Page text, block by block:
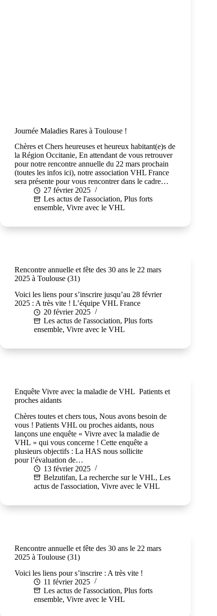
Journée Maladies Rares à Toulouse !
Chères et Chers heureuses et heureux habitant(e)s de
la Région Occitanie, En attendant de vous retrouver
pour notre rencontre annuelle du 22 mars prochain
(toutes les infos ici), notre association VHL France
sera présente pour vous rencontrer dans le cadre…
27 février 2025
Les actus de l'association, Plus forts
ensemble, Vivre avec le VHL
Rencontre annuelle et fête des 30 ans le 22 mars
2025 à Toulouse (31)
Voici les liens pour s’inscrire jusqu’au 28 février
2025 : A très vite ! L’équipe VHL France
20 février 2025
Les actus de l'association, Plus forts
ensemble, Vivre avec le VHL
Enquête Vivre avec la maladie de VHL Patients et
proches aidants
Chères toutes et chers tous, Nous avons besoin de
vous ! Patients VHL ou proches aidants, nous
lançons une enquête « Vivre avec la maladie de
VHL » qui vous concerne ! Cette enquête a
plusieurs objectifs : La HAS nous sollicite
pour l’évaluation de…
13 février 2025
Belzutifan, La recherche sur le VHL, Les
actus de l'association, Vivre avec le VHL
Rencontre annuelle et fête des 30 ans le 22 mars
2025 à Toulouse (31)
Voici les liens pour s’inscrire : A très vite !
11 février 2025
Les actus de l'association, Plus forts
ensemble, Vivre avec le VHL